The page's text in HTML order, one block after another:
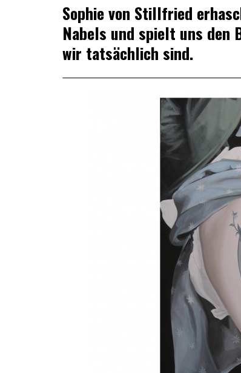
Sophie von Stillfried
Nabels und spielt uns den
wir tatsächlich sind.